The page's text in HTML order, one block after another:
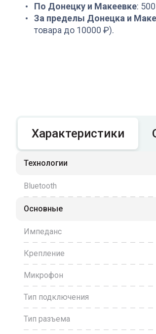
По Донецку и Макеевке:
За пределы Донецка и
товара до 10000 ₽).
Характеристики
Технологии
Bluetooth
Основные
Импеданс
Крепление
Микрофон
Тип подключения
Тип разъема